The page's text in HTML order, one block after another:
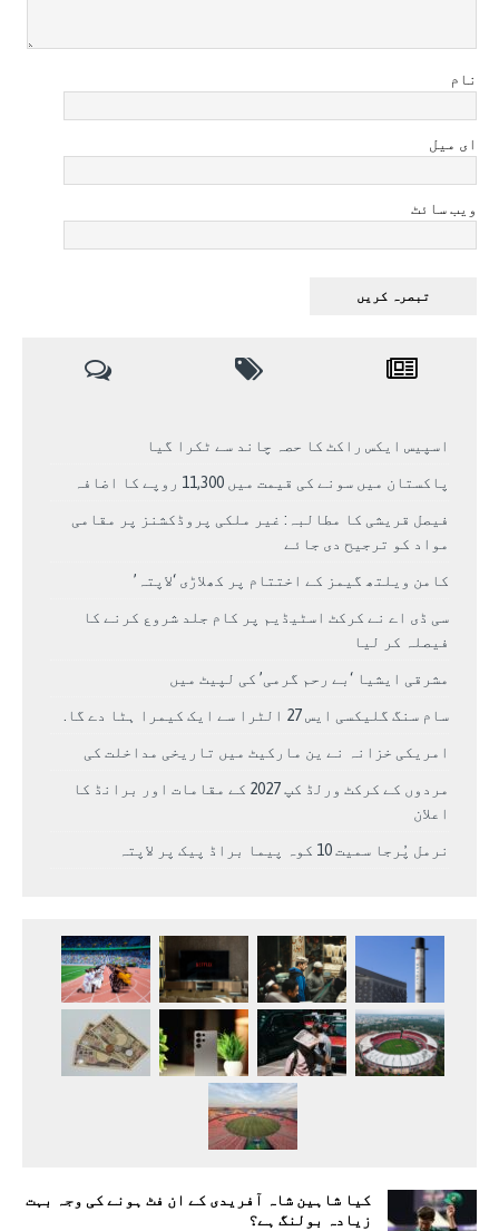
نام
ای میل
ویب سائٹ
اسپیس ایکس راکٹ کا حصہ چاند سے ٹکرا گیا
پاکستان میں سونے کی قیمت میں 11,300 روپے کا اضافہ
فیصل قریشی کا مطالبہ: غیر ملکی پروڈکشنز پر مقامی
مواد کو ترجیح دی جائے
کامن ویلتھ گیمز کے اختتام پر کھلاڑی ‘لاپتہ’
سی ڈی اے نے کرکٹ اسٹیڈیم پر کام جلد شروع کرنے کا
فیصلہ کر لیا
مشرقی ایشیا ‘بے رحم گرمی’ کی لپیٹ میں
سام سنگ گلیکسی ایس 27 الٹرا سے ایک کیمرا ہٹا دے گا.
امریکی خزانہ نے ین مارکیٹ میں تاریخی مداخلت کی
مردوں کے کرکٹ ورلڈ کپ 2027 کے مقامات اور برانڈ کا
اعلان
نرمل پُرجا سمیت 10 کوہ پیما براڈ پیک پر لاپتہ
کیا شاہین شاہ آفریدی کے ان فٹ ہونے کی وجہ بہت
زیادہ بولنگ ہے؟